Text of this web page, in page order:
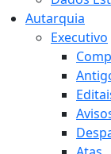
Autarquia
Executivo